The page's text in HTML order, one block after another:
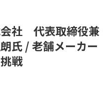
会社 代表取締役兼
氏 / 老舗メーカー
戦